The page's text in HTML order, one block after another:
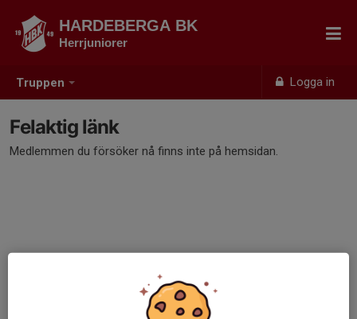
Truppen Logga in
HARDEBERGA BK
Herrjuniorer
Felaktig länk
Medlemmen du försöker nå finns inte på hemsidan.